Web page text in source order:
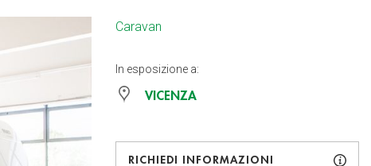
Caravan
In esposizione a:
VICENZA
RICHIEDI INFORMAZIONI